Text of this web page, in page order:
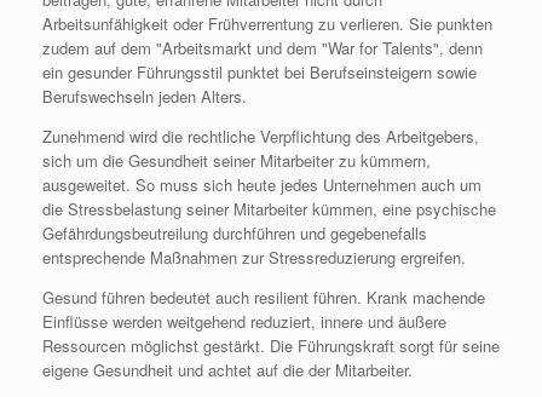
Arbeitsunfähigkeit oder Frühverrentung zu verlieren. Sie punkten
zudem auf dem "Arbeitsmarkt und dem "War for Talents", denn
ein gesunder Führungsstil punktet bei Berufseinsteigern sowie
Berufswechseln jeden Alters.
Zunehmend wird die rechtliche Verpflichtung des Arbeitgebers,
sich um die Gesundheit seiner Mitarbeiter zu kümmern,
ausgeweitet. So muss sich heute jedes Unternehmen auch um
die Stressbelastung seiner Mitarbeiter kümmen, eine psychische
Gefährdungsbeutreilung durchführen und gegebenefalls
entsprechende Maßnahmen zur Stressreduzierung ergreifen.
Gesund führen bedeutet auch resilient führen. Krank machende
Einflüsse werden weitgehend reduziert, innere und äußere
Ressourcen möglichst gestärkt. Die Führungskraft sorgt für seine
eigene Gesundheit und achtet auf die der Mitarbeiter.